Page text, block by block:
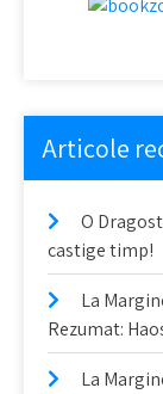
Articole
O
castige timp!
La
Rezumat:
La